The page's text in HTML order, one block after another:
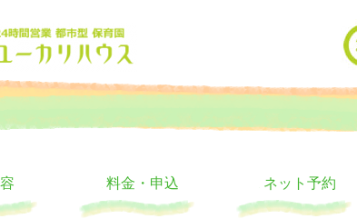
児所 ユーカリハウス
児所 ユーカリハウス 月極 一時保育 一時預かり
料金・申込 ネット予約